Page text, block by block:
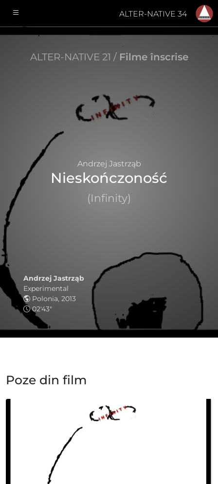
ALTER-NATIVE 34
ALTER-NATIVE 21 / Filme înscrise
Andrzej Jastrząb
Nieskończoność
(Infinity)
Andrzej Jastrząb
Experimental
Polonia, 2013
02'43"
Poze din film